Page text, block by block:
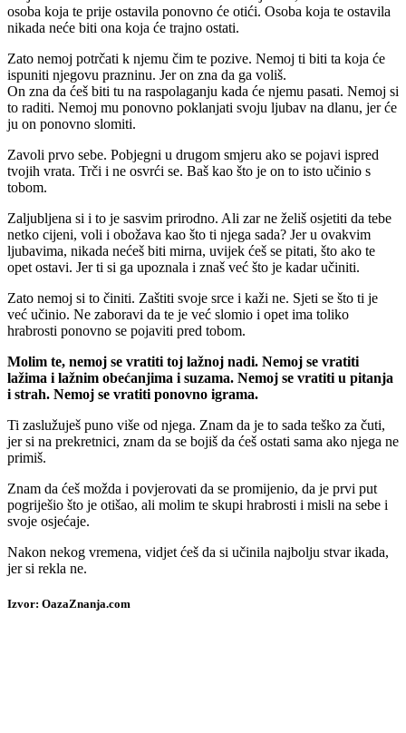
osoba koja te prije ostavila ponovno će otići. Osoba koja te ostavila
nikada neće biti ona koja će trajno ostati.
Zato nemoj potrčati k njemu čim te pozive. Nemoj ti biti ta koja će
ispuniti njegovu prazninu. Jer on zna da ga voliš.
On zna da ćeš biti tu na raspolaganju kada će njemu pasati. Nemoj si
to raditi. Nemoj mu ponovno poklanjati svoju ljubav na dlanu, jer će
ju on ponovno slomiti.
Zavoli prvo sebe. Pobjegni u drugom smjeru ako se pojavi ispred
tvojih vrata. Trči i ne osvrći se. Baš kao što je on to isto učinio s
tobom.
Zaljubljena si i to je sasvim prirodno. Ali zar ne želiš osjetiti da tebe
netko cijeni, voli i obožava kao što ti njega sada? Jer u ovakvim
ljubavima, nikada nećeš biti mirna, uvijek ćeš se pitati, što ako te
opet ostavi. Jer ti si ga upoznala i znaš već što je kadar učiniti.
Zato nemoj si to činiti. Zaštiti svoje srce i kaži ne. Sjeti se što ti je
već učinio. Ne zaboravi da te je već slomio i opet ima toliko
hrabrosti ponovno se pojaviti pred tobom.
Molim te, nemoj se vratiti toj lažnoj nadi. Nemoj se vratiti
lažima i lažnim obećanjima i suzama. Nemoj se vratiti u pitanja
i strah. Nemoj se vratiti ponovno igrama.
Ti zaslužuješ puno više od njega. Znam da je to sada teško za čuti,
jer si na prekretnici, znam da se bojiš da ćeš ostati sama ako njega ne
primiš.
Znam da ćeš možda i povjerovati da se promijenio, da je prvi put
pogriješio što je otišao, ali molim te skupi hrabrosti i misli na sebe i
svoje osjećaje.
Nakon nekog vremena, vidjet ćeš da si učinila najbolju stvar ikada,
jer si rekla ne.
Izvor: OazaZnanja.com